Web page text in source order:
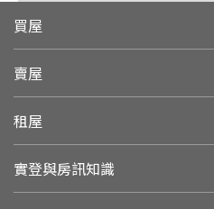
買屋
賣屋
租屋
實登與房訊知識